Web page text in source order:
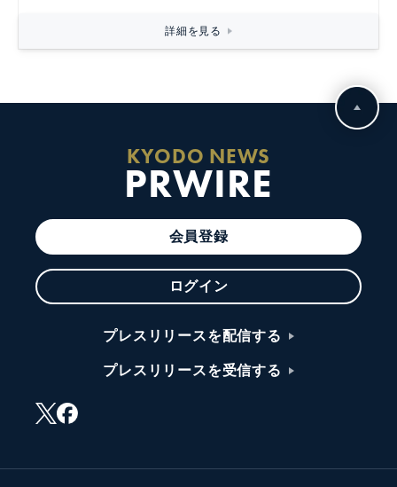
詳細を見る
KYODO NEWS
PRWIRE
会員登録
ログイン
プレスリリースを配信する
プレスリリースを受信する